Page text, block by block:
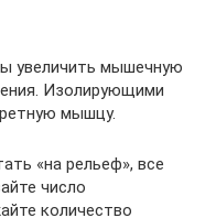
увеличить мышечную
Изолирующими
мышцу.
«на рельеф», все
число
количество